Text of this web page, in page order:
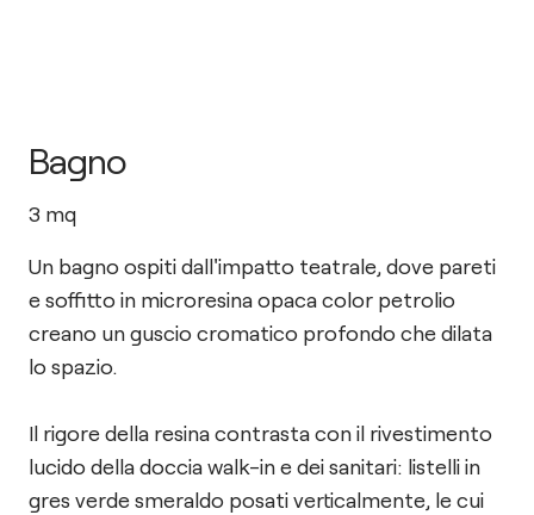
Bagno
3 mq
Un bagno ospiti dall'impatto teatrale, dove pareti
e soffitto in microresina opaca color petrolio
creano un guscio cromatico profondo che dilata
lo spazio.
Il rigore della resina contrasta con il rivestimento
lucido della doccia walk-in e dei sanitari: listelli in
gres verde smeraldo posati verticalmente, le cui